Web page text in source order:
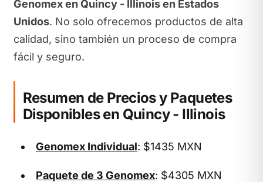
Genomex en Quincy - Illinois en Estados
Unidos. No solo ofrecemos productos de alta
calidad, sino también un proceso de compra
fácil y seguro.
Resumen de Precios y Paquetes
Disponibles en Quincy - Illinois
Genomex Individual: $1435 MXN
Paquete de 3 Genomex: $4305 MXN